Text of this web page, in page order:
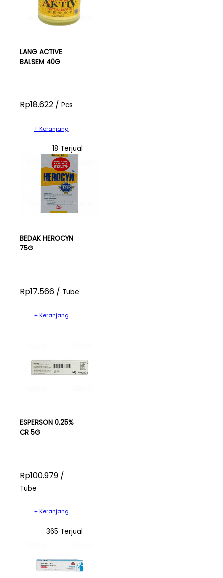
LANG ACTIVE
BALSEM 40G
Rp18.622 / Pcs
+ Keranjang
18 Terjual
BEDAK HEROCYN
75G
Rp17.566 / Tube
+ Keranjang
ESPERSON 0.25%
CR 5G
Rp100.979 /
Tube
+ Keranjang
365 Terjual